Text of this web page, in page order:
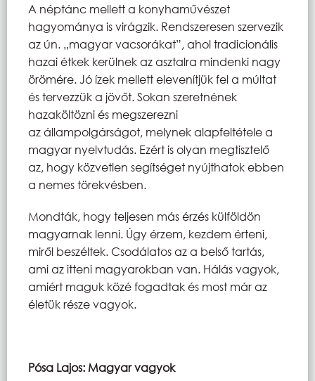
A néptánc mellett a konyhaművészet
hagyománya is virágzik. Rendszeresen szervezik
az ún. „magyar vacsorákat”, ahol tradicionális
hazai étkek kerülnek az asztalra mindenki nagy
örömére. Jó ízek mellett elevenítjük fel a múltat
és tervezzük a jövőt. Sokan szeretnének
hazaköltözni és megszerezni
az állampolgárságot, melynek alapfeltétele a
magyar nyelvtudás. Ezért is olyan megtisztelő
az, hogy közvetlen segítséget nyújthatok ebben
a nemes törekvésben.
Mondták, hogy teljesen más érzés külföldön
magyarnak lenni. Úgy érzem, kezdem érteni,
miről beszéltek. Csodálatos az a belső tartás,
ami az itteni magyarokban van. Hálás vagyok,
amiért maguk közé fogadtak és most már az
életük része vagyok.
Pósa Lajos: Magyar vagyok